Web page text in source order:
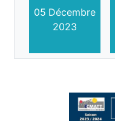
05 Décembre
2023